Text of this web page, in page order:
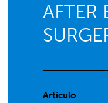
AFTER
Artículo